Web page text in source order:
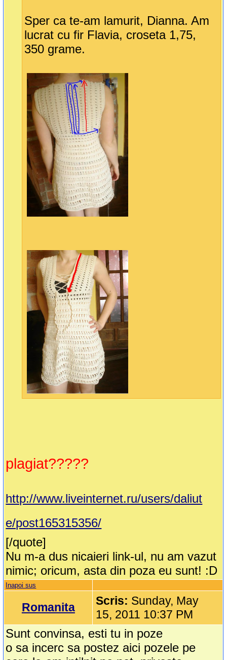
Sper ca te-am lamurit, Dianna. Am
lucrat cu fir Flavia, croseta 1,75,
350 grame.
plagiat?????
http://www.liveinternet.ru/users/daliut
e/post165315356/
[/quote]
Nu m-a dus nicaieri link-ul, nu am vazut
nimic; oricum, asta din poza eu sunt! :D
Inapoi sus
Romanita Scris: Sunday, May
15, 2011 10:37 PM
Sunt convinsa, esti tu in poze
o sa incerc sa postez aici pozele pe